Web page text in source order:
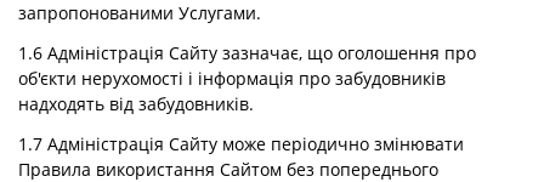
запропонованими Услугами.
1.6 Адміністрація Сайту зазначає, що оголошення про
об'єкти нерухомості і інформація про забудовників
надходять від забудовників.
1.7 Адміністрація Сайту може періодично змінювати
Правила використання Сайтом без попереднього